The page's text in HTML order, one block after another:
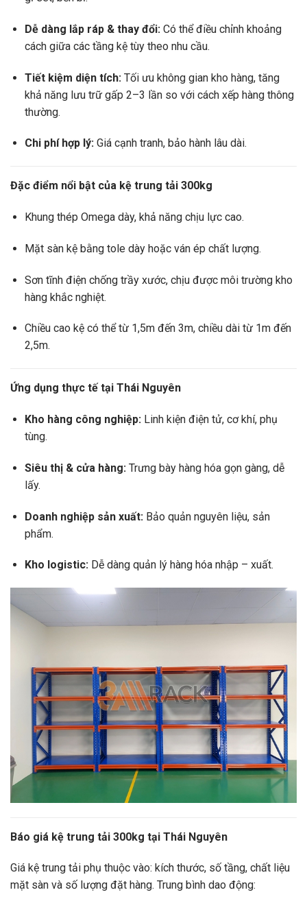
Dễ dàng lắp ráp & thay đổi:Có thể điều chỉnh khoảng
cách giữa các tầng kệ tùy theo nhu cầu.
Tiết kiệm diện tích:Tối ưu không gian kho hàng, tăng
khả năng lưu trữ gấp 2–3 lần so với cách xếp hàng thông
thường.
Chi phí hợp lý:Giá cạnh tranh, bảo hành lâu dài.
Đặc điểm nổi bật của kệ trung tải 300kg
Khung thép Omega dày, khả năng chịu lực cao.
Mặt sàn kệ bằng tole dày hoặc ván ép chất lượng.
Sơn tĩnh điện chống trầy xước, chịu được môi trường kho
hàng khắc nghiệt.
Chiều cao kệ có thể từ 1,5m đến 3m, chiều dài từ 1m đến
2,5m.
Ứng dụng thực tế tại Thái Nguyên
Kho hàng công nghiệp:Linh kiện điện tử, cơ khí, phụ
tùng.
Siêu thị & cửa hàng:Trưng bày hàng hóa gọn gàng, dễ
lấy.
Doanh nghiệp sản xuất:Bảo quản nguyên liệu, sản
phẩm.
Kho logistic:Dễ dàng quản lý hàng hóa nhập – xuất.
Báo giá kệ trung tải 300kg tại Thái Nguyên
Giá kệ trung tải phụ thuộc vào: kích thước, số tầng, chất liệu
mặt sàn và số lượng đặt hàng. Trung bình dao động: